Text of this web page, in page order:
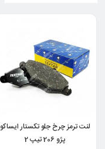
لنت ترمز چرخ جلو تکستار ایساکو
پژو 206 تیپ 2